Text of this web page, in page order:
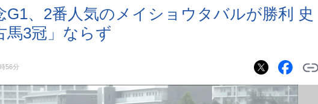
G1、2番人気のメイショウタバルが勝利 史
馬3冠」ならず
56分